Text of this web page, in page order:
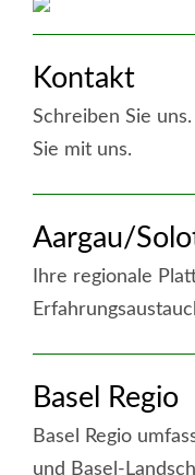
IN
DIESEM
Kontakt
Schreiben Sie
Sie mit uns.
:
Kontakt
Aargau/
Ihre regionale
Aargau/Solothurn
Basel Regio
Basel Regio
und Basel-